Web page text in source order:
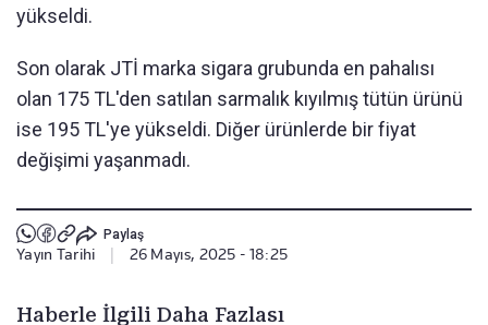
yükseldi.
Son olarak JTİ marka sigara grubunda en pahalısı
olan 175 TL'den satılan sarmalık kıyılmış tütün ürünü
ise 195 TL'ye yükseldi. Diğer ürünlerde bir fiyat
değişimi yaşanmadı.
Paylaş
Yayın Tarihi 26 Mayıs, 2025 - 18:25
Haberle İlgili Daha Fazlası